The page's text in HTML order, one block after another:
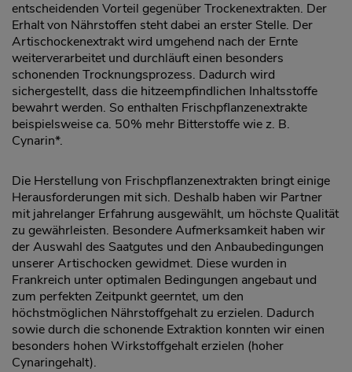
entscheidenden Vorteil gegenüber Trockenextrakten. Der
Erhalt von Nährstoffen steht dabei an erster Stelle. Der
Artischockenextrakt wird umgehend nach der Ernte
weiterverarbeitet und durchläuft einen besonders
schonenden Trocknungsprozess. Dadurch wird
sichergestellt, dass die hitzeempfindlichen Inhaltsstoffe
bewahrt werden. So enthalten Frischpflanzenextrakte
beispielsweise ca. 50% mehr Bitterstoffe wie z. B.
Cynarin*.
Die Herstellung von Frischpflanzenextrakten bringt einige
Herausforderungen mit sich. Deshalb haben wir Partner
mit jahrelanger Erfahrung ausgewählt, um höchste Qualität
zu gewährleisten. Besondere Aufmerksamkeit haben wir
der Auswahl des Saatgutes und den Anbaubedingungen
unserer Artischocken gewidmet. Diese wurden in
Frankreich unter optimalen Bedingungen angebaut und
zum perfekten Zeitpunkt geerntet, um den
höchstmöglichen Nährstoffgehalt zu erzielen. Dadurch
sowie durch die schonende Extraktion konnten wir einen
besonders hohen Wirkstoffgehalt erzielen (hoher
Cynaringehalt).